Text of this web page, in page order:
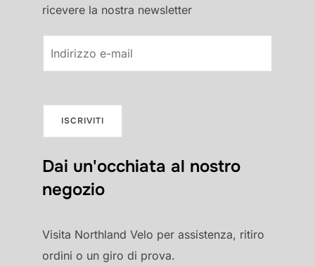
ricevere la nostra newsletter
Dai un'occhiata al nostro
negozio
Visita Northland Velo per assistenza, ritiro
ordini o un giro di prova.